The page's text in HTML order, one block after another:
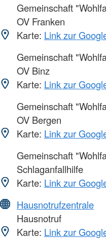
Gemeinschaft
OV Franken
Karte: Link zur
Gemeinschaft
OV Binz
Karte: Link zur
Gemeinschaft
OV Bergen
Karte: Link zur
Gemeinschaft
Schlaganfallhilfe
Karte: Link zur
Hausnotrufzentrale
Hausnotruf
Karte: Link zur